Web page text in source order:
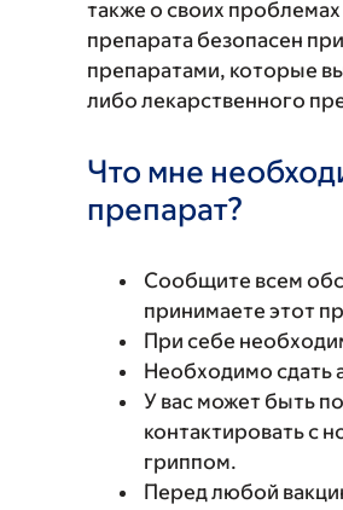
также о своих
препарата безопасен
препаратами, которые
либо лекарственного
Что мне
препарат?
Сообщите всем
принимаете этот
При себе
Необходимо сдать
У вас может быть
контактировать с
гриппом.
Перед любой